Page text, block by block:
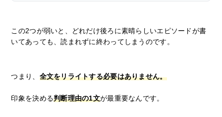
この2つが弱いと、どれだけ後ろに素晴らしいエピソードが書
いてあっても、読まれずに終わってしまうのです。
つまり、 全文をリライトする必要はありません。
印象を決める判断理由の1文が最重要なんです。